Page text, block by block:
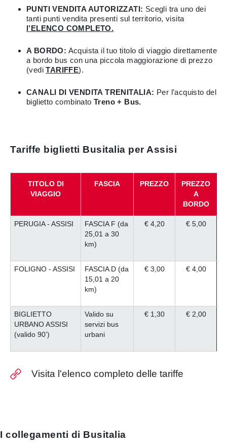
PUNTI VENDITA AUTORIZZATI: Scegli tra uno dei
tanti punti vendita presenti sul territorio, visita
l’ELENCO COMPLETO.
A BORDO: Acquista il tuo titolo di viaggio direttamente
a bordo bus con una piccola maggiorazione di prezzo
(vediTARIFFE).
CANALI DI VENDITA TRENITALIA: Per l’acquisto del
biglietto combinato Treno + Bus.
Tariffe biglietti Busitalia per Assisi
TITOLO DI
VIAGGIO
FASCIA PREZZO
PREZZO
A
BORDO
PERUGIA - ASSISI
FASCIA F (da
25,01 a 30
km)
€ 4,20 € 5,00
FOLIGNO - ASSISI
FASCIA D (da
15,01 a 20
km)
€ 3,00 € 4,00
BIGLIETTO
URBANO ASSISI
(valido 90’)
Valido su
servizi bus
urbani
€ 1,30 € 2,00
Visita l'elenco completo delle tariffe
I collegamenti di Busitalia